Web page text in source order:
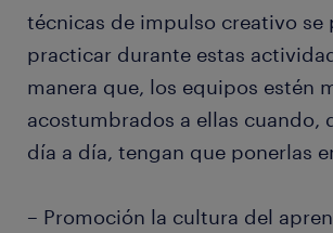
técnicas de impulso creativo se
practicar durante estas
manera que, los equipos estén
acostumbrados a ellas cuando,
día a día, tengan que ponerlas
– Promoción la cultura del